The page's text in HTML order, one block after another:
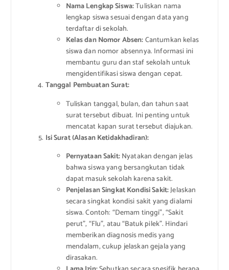
Nama Lengkap Siswa:Tuliskan nama
lengkap siswa sesuai dengan data yang
terdaftar di sekolah.
Kelas dan Nomor Absen:Cantumkan kelas
siswa dan nomor absennya. Informasi ini
membantu guru dan staf sekolah untuk
mengidentifikasi siswa dengan cepat.
Tanggal Pembuatan Surat:
Tuliskan tanggal, bulan, dan tahun saat
surat tersebut dibuat. Ini penting untuk
mencatat kapan surat tersebut diajukan.
Isi Surat (Alasan Ketidakhadiran):
Pernyataan Sakit:Nyatakan dengan jelas
bahwa siswa yang bersangkutan tidak
dapat masuk sekolah karena sakit.
Penjelasan Singkat Kondisi Sakit:Jelaskan
secara singkat kondisi sakit yang dialami
siswa. Contoh: “Demam tinggi”, “Sakit
perut”, “Flu”, atau “Batuk pilek”. Hindari
memberikan diagnosis medis yang
mendalam, cukup jelaskan gejala yang
dirasakan.